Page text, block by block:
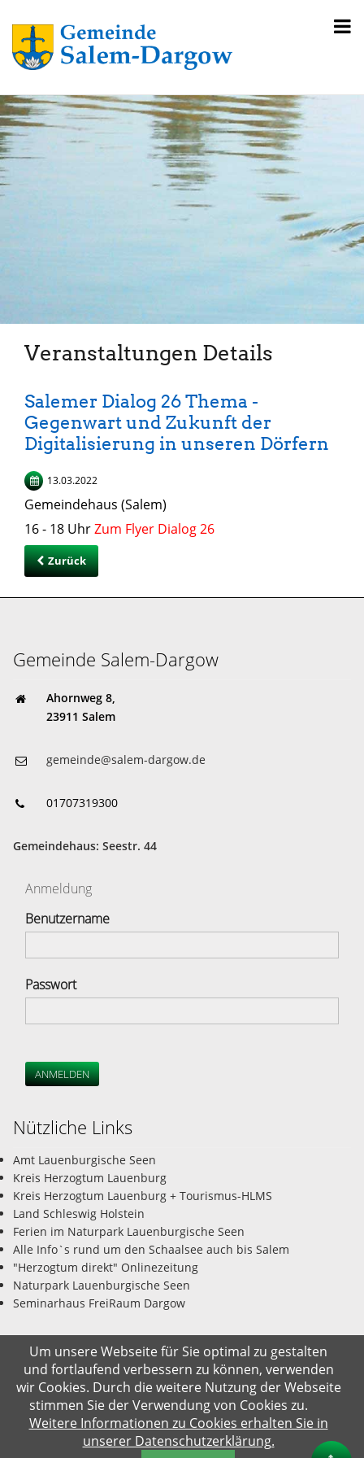
Veranstaltungen Details
Salemer Dialog 26 Thema -
Gegenwart und Zukunft der
Digitalisierung in unseren Dörfern
13.03.2022
Gemeindehaus (Salem)
16 - 18 UhrZum Flyer Dialog 26
Zurück
Gemeinde Salem-Dargow
Ahornweg 8,
23911 Salem
gemeinde@salem-dargow.de
01707319300
Gemeindehaus: Seestr. 44
Anmeldung
Benutzername
Passwort
ANMELDEN
Nützliche Links
Amt Lauenburgische Seen
Kreis Herzogtum Lauenburg
Kreis Herzogtum Lauenburg + Tourismus-HLMS
Land Schleswig Holstein
Ferien im Naturpark Lauenburgische Seen
Alle Info`s rund um den Schaalsee auch bis Salem
"Herzogtum direkt" Onlinezeitung
Naturpark Lauenburgische Seen
Seminarhaus FreiRaum Dargow
© Gemeinde Salem-Dargow 08.08.2026
Impressum Datenschutz Kontakt Suche
Um unsere Webseite für Sie optimal zu gestalten
und fortlaufend verbessern zu können, verwenden
wir Cookies. Durch die weitere Nutzung der Webseite
stimmen Sie der Verwendung von Cookies zu.
Weitere Informationen zu Cookies erhalten Sie in
unserer Datenschutzerklärung.